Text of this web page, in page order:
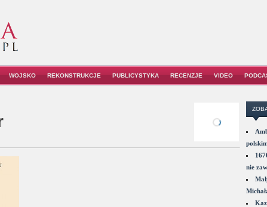
WOJSKO REKONSTRUKCJE PUBLICYSTYKA RECENZJE VIDEO
nie